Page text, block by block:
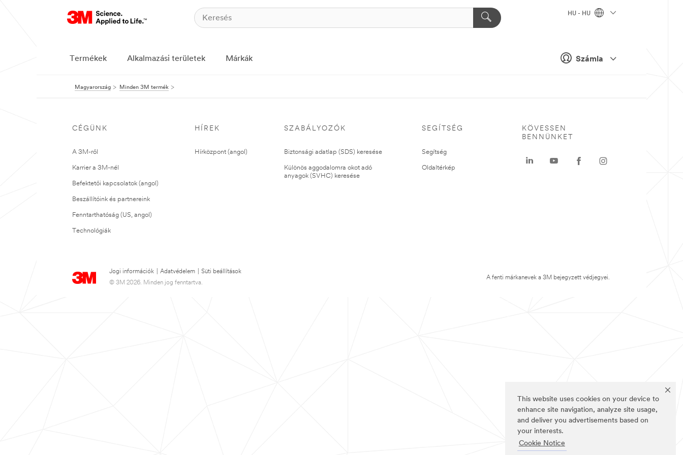
This website uses cookies on your device to
enhance site navigation, analyze site usage,
and deliver you advertisements based on
your interests.
Cookie Notice
Számla
HU - HU
Termékek Alkalmazási területek Márkák
Magyarország Minden 3M termék
CÉGÜNK
A 3M-ről
Karrier a 3M-nél
Befektetői kapcsolatok (angol)
Beszállítóink és partnereink
Fenntarthatóság (US, angol)
Technológiák
HÍREK
Hírközpont (angol)
SZABÁLYOZÓK
Biztonsági adatlap (SDS) keresése
Különös aggodalomra okot adó
anyagok (SVHC) keresése
SEGÍTSÉG
Segítség
Oldaltérkép
Jogi információk Adatvédelem
Süti beállítások
© 3M 2026. Minden jog fenntartva.
KÖVESSEN
BENNÜNKET
A fenti márkanevek a 3M bejegyzett védjegyei.